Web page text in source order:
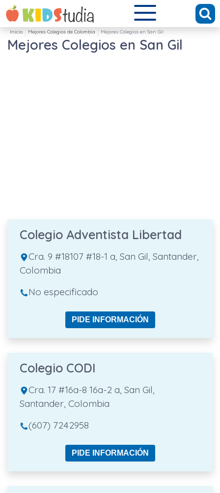
Inicio Mejores Colegios de Colombia Mejores Colegios en San Gil
Mejores Colegios en San Gil
Colegio Adventista Libertad
Cra. 9 #18107 #18-1 a, San Gil, Santander,
Colombia
No especificado
PIDE INFORMACIÓN
Colegio CODI
Cra. 17 #16a-8 16a-2 a, San Gil,
Santander, Colombia
(607) 7242958
PIDE INFORMACIÓN